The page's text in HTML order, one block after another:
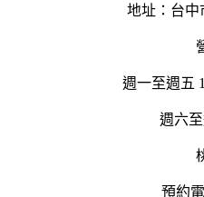
地址：台中
週一至週五
週六至
預約